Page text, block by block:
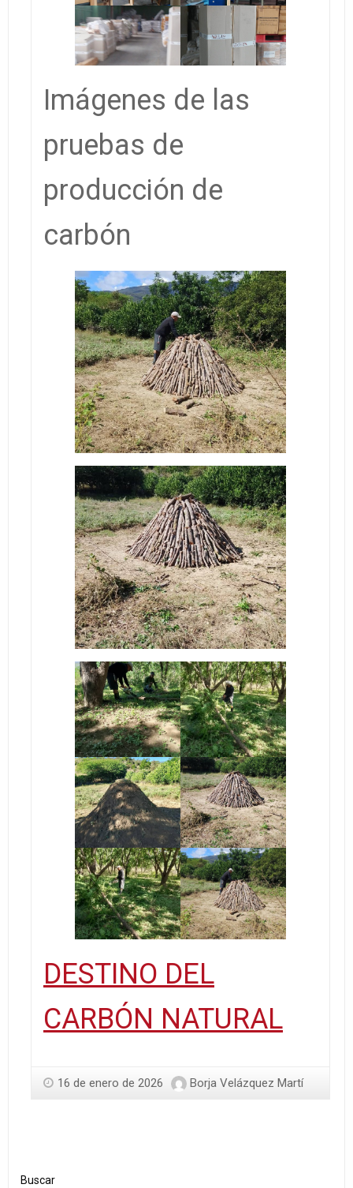
Imágenes de las
pruebas de
producción de
carbón
DESTINO DEL
CARBÓN NATURAL
16 de enero de 2026 Borja Velázquez Martí
Buscar